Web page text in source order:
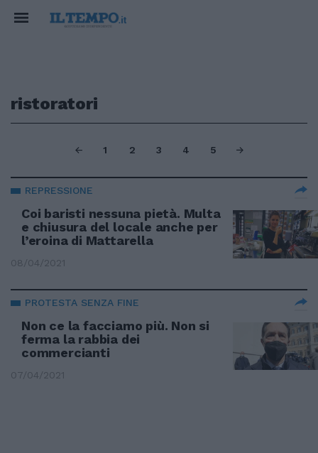
ristoratori
1 2 3 4 5
REPRESSIONE
Coi baristi nessuna pietà. Multa
e chiusura del locale anche per
l’eroina di Mattarella
08/04/2021
PROTESTA SENZA FINE
Non ce la facciamo più. Non si
ferma la rabbia dei
commercianti
07/04/2021